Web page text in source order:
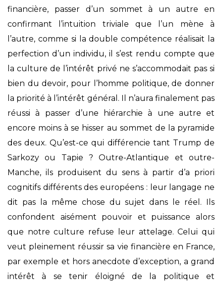
financière, passer d’un sommet à un autre en
confirmant l’intuition triviale que l’un mène à
l’autre, comme si la double compétence réalisait la
perfection d’un individu, il s’est rendu compte que
la culture de l’intérêt privé ne s’accommodait pas si
bien du devoir, pour l’homme politique, de donner
la priorité à l’intérêt général. Il n’aura finalement pas
réussi à passer d’une hiérarchie à une autre et
encore moins à se hisser au sommet de la pyramide
des deux. Qu’est-ce qui différencie tant Trump de
Sarkozy ou Tapie ? Outre-Atlantique et outre-
Manche, ils produisent du sens à partir d’a priori
cognitifs différents des européens : leur langage ne
dit pas la même chose du sujet dans le réel. Ils
confondent aisément pouvoir et puissance alors
que notre culture refuse leur attelage. Celui qui
veut pleinement réussir sa vie financière en France,
par exemple et hors anecdote d’exception, a grand
intérêt à se tenir éloigné de la politique et